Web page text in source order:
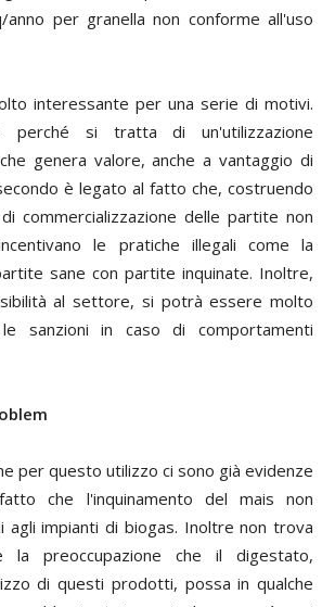
per granella non conforme all'uso
interessante per una serie di motivi.
perché si tratta di un'utilizzazione
genera valore, anche a vantaggio di
è legato al fatto che, costruendo
commercializzazione delle partite non
le pratiche illegali come la
sane con partite inquinate. Inoltre,
al settore, si potrà essere molto
sanzioni in caso di comportamenti
per questo utilizzo ci sono già evidenze
che l'inquinamento del mais non
agli impianti di biogas. Inoltre non trova
la preoccupazione che il digestato,
di questi prodotti, possa in qualche